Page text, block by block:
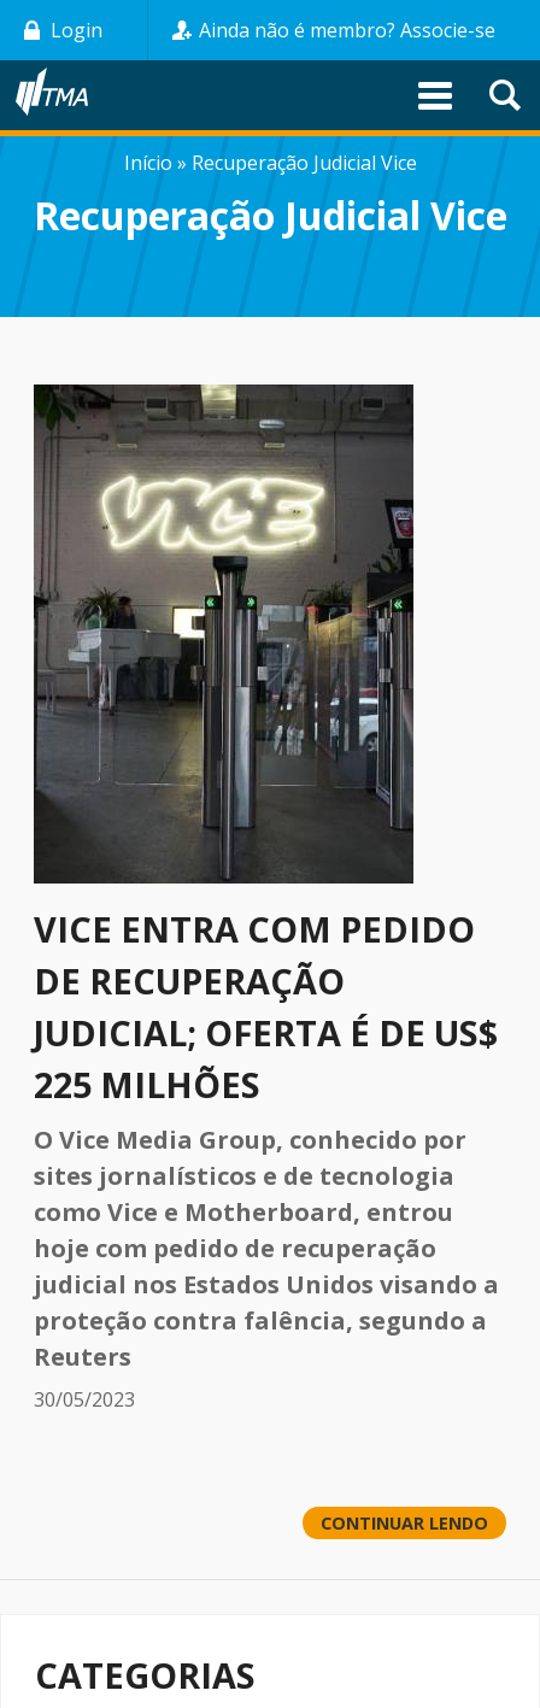
Pular
para
conteúdo
principal
Login Ainda não é membro? Associe-se
TRILHA
DE
Início Recuperação Judicial Vice
Recuperação Judicial Vice
VICE ENTRA COM PEDIDO
DE RECUPERAÇÃO
JUDICIAL; OFERTA É DE US$
225 MILHÕES
O Vice Media Group, conhecido por
sites jornalísticos e de tecnologia
como Vice e Motherboard, entrou
hoje com pedido de recuperação
judicial nos Estados Unidos visando a
proteção contra falência, segundo a
Reuters
30/05/2023
CONTINUAR LENDO
CATEGORIAS